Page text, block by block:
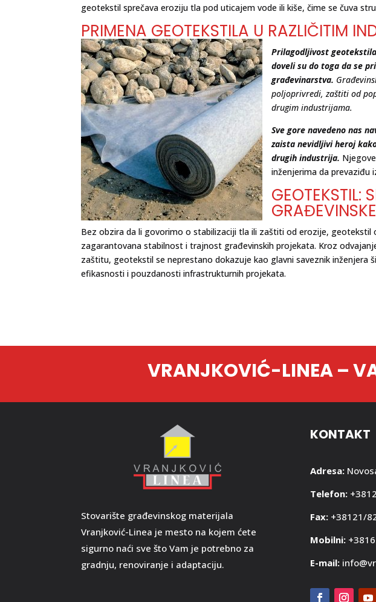
geotekstil sprečava eroziju tla pod uticajem vode ili kiše, čime se čuva
PRIMENA GEOTEKSTILA U RAZLIČITIM
Prilagodljivost
doveli su do toga da se
građevinarstva.
poljoprivredi, zaštiti od
drugim industrijama.
Sve gore navedeno nas
zaista nevidljivi heroj
drugih industrija.
inženjerima da prevaziđu
GEOTEKSTIL:
Bez obzira da li govorimo o stabilizaciji tla ili zaštiti od erozije,
zagarantovana stabilnost i trajnost građevinskih projekata. Kroz
zaštitu, geotekstil se neprestano dokazuje kao glavni saveznik inženjera
efikasnosti i pouzdanosti infrastrukturnih projekata.
VRANJKOVIĆ-LINEA –
Stovarište građevinskog materijala
Vranjković-Linea je mesto na kojem ćete
sigurno naći sve što Vam je potrebno za
gradnju, renoviranje i adaptaciju.
KONTAKT
Adresa:
Telefon:
Fax: +38121/
Mobilni:
E-mail: